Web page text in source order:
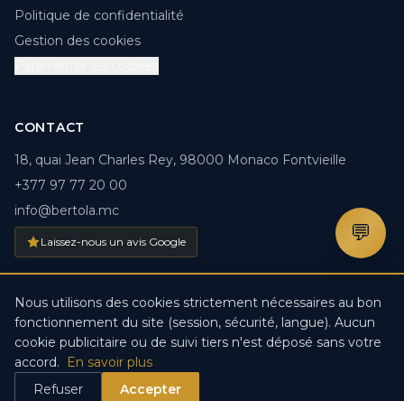
Politique de confidentialité
Gestion des cookies
CONTACT
18, quai Jean Charles Rey, 98000 Monaco Fontvieille
+377 97 77 20 00
info@bertola.mc
Laissez-nous un avis Google
© 2026 BERTOLA.MC. Tous droits réservés. · Créé parDDV
Nous utilisons des cookies strictement nécessaires au bon
fonctionnement du site (session, sécurité, langue). Aucun
cookie publicitaire ou de suivi tiers n'est déposé sans votre
accord.
En savoir plus
Refuser
Accepter
💬